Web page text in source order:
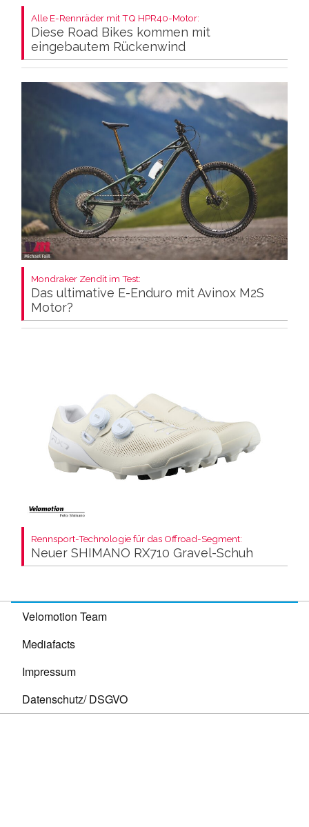
Alle E-Rennräder mit TQ HPR40-Motor:
Diese Road Bikes kommen mit
eingebautem Rückenwind
Mondraker Zendit im Test:
Das ultimative E-Enduro mit Avinox M2S
Motor?
Rennsport-Technologie für das Offroad-Segment:
Neuer SHIMANO RX710 Gravel-Schuh
Velomotion Team
Mediafacts
Impressum
Datenschutz/ DSGVO